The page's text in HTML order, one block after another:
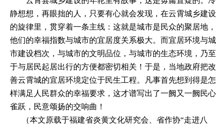
静想想，再眼拙的人，只要有心就会发现，在云霄城乡建设
的旋律里，贯穿着一条主线：这就是城市是民众的聚居地，
他们的幸福指数与城市的宜居度关系极大。而宜居环境与城
市建设档次，与城市的文明品位，与城市的生态环境，乃至
于与居民起居出行的方便都密切相关！于是，当地政府把改
善云霄城的宜居环境定位于民生工程。凡事首先想到得是怎
样满足人民群众的幸福要求，这才谱写出了一阙又一阙民心
雀跃，民意颂扬的交响曲！
（本文原载于福建省炎黄文化研究会、省作协“走进八